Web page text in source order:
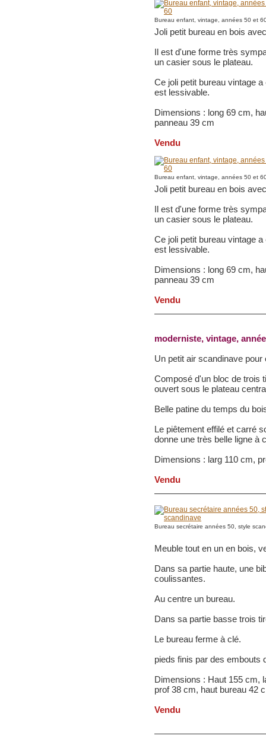
Bureau enfant, vintage, années 50 et
Joli petit bureau en bois
Il est d'une forme très
un casier sous le plateau.
Ce joli petit bureau vintage
est lessivable.
Dimensions : long 69 cm,
panneau 39 cm
Vendu
Bureau enfant, vintage, années 50 et
Joli petit bureau en bois
Il est d'une forme très
un casier sous le plateau.
Ce joli petit bureau vintage
est lessivable.
Dimensions : long 69 cm,
panneau 39 cm
Vendu
moderniste, vintage,
Un petit air scandinave
Composé d'un bloc de trois
ouvert sous le plateau
Belle patine du temps du
Le piêtement effilé et carré
donne une très belle ligne à
Dimensions : larg 110 cm,
Vendu
Bureau secrétaire années 50, style
Meuble tout en un en bois,
Dans sa partie haute, une
coulissantes.
Au centre un bureau.
Dans sa partie basse trois
Le bureau ferme à clé.
pieds finis par des embouts
Dimensions : Haut 155 cm,
prof 38 cm, haut bureau 42
Vendu